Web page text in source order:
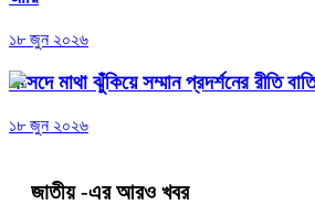
১৮ জুন ২০২৬
সংসদে মাথা ঝুঁকিয়ে সম্মান প্রদর্শনের রীতি
১৮ জুন ২০২৬
জাতীয়-এর আরও খবর